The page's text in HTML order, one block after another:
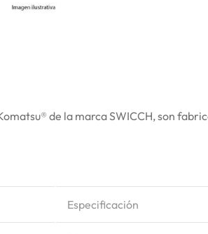
de la marca SWICCH, son
Especificación